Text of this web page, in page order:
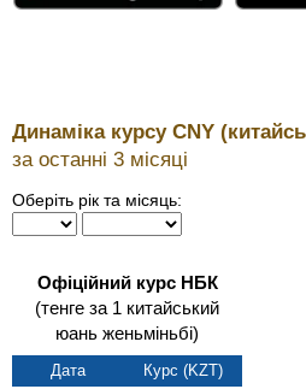
Динаміка курсу CNY
за останні 3 місяці
Оберіть рік та місяць:
Офіційний курс НБК
(тенге за 1 китайський
юань женьмiньбi)
Дата
Курс (KZT)